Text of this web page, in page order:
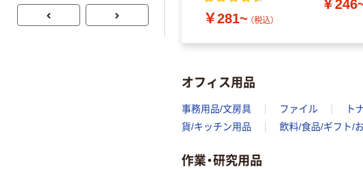
￥281~ （税込）
￥
オフィス用品
事務用品/文房具 ファイル ト
貨/キッチン用品
飲料/食品/ギフト/
作業・研究用品
芯あり FSC認
証